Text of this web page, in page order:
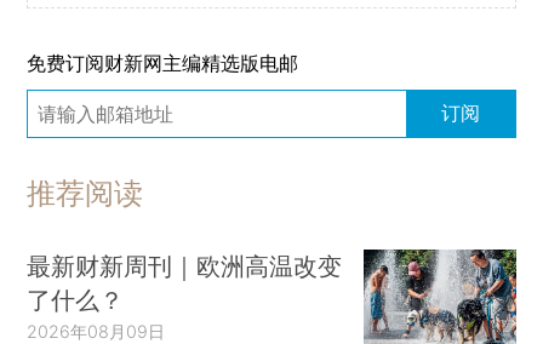
免费订阅财新网主编精选版电邮
订阅
推荐阅读
最新财新周刊｜欧洲高温改变
了什么？
2026年08月09日